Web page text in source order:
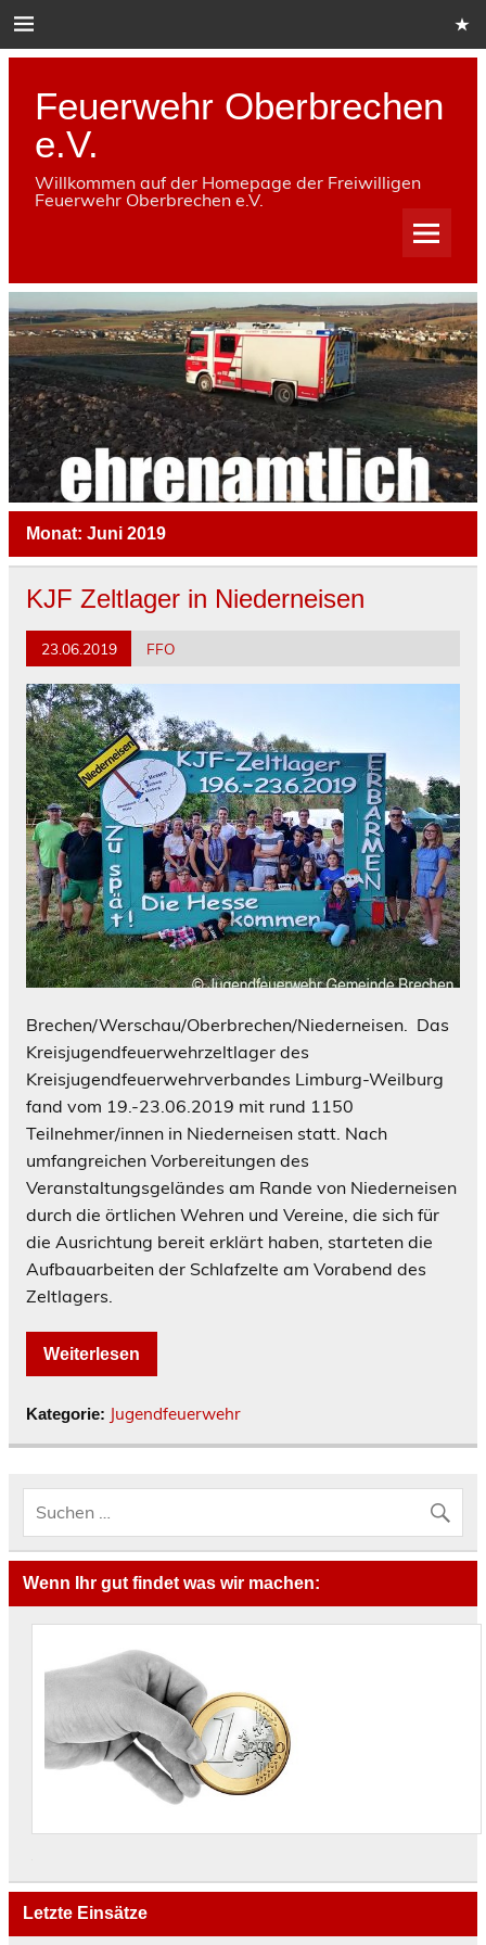
to
Feuerwehr Oberbrechen
e.V.
Willkommen auf der Homepage der Freiwilligen
Feuerwehr Oberbrechen e.V.
Monat: Juni 2019
KJF Zeltlager in Niederneisen
23.06.2019 FFO
Brechen/Werschau/Oberbrechen/Niederneisen. Das
Kreisjugendfeuerwehrzeltlager des
Kreisjugendfeuerwehrverbandes Limburg-Weilburg
fand vom 19.-23.06.2019 mit rund 1150
Teilnehmer/innen in Niederneisen statt. Nach
umfangreichen Vorbereitungen des
Veranstaltungsgeländes am Rande von Niederneisen
durch die örtlichen Wehren und Vereine, die sich für
die Ausrichtung bereit erklärt haben, starteten die
Aufbauarbeiten der Schlafzelte am Vorabend des
Zeltlagers.
Weiterlesen
Kategorie: Jugendfeuerwehr
Wenn Ihr gut findet was wir machen:
Letzte Einsätze